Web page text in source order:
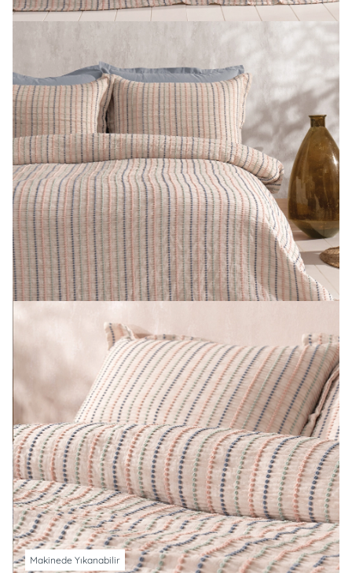
Makinede Yıkanabilir